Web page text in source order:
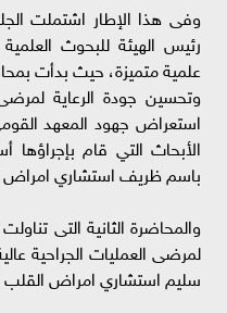
وفى هذا الإطار اشتملت
رئيس الهيئة للبحوث
علمية متميزة، حيث بدأت
وتحسين جودة الرعاية
استعراض جهود المعهد
الأبحاث التي قام بإجراؤها
باسم ظريف استشاري امراض
لمرضى العمليات الجراحية
سليم استشاري امراض القلب